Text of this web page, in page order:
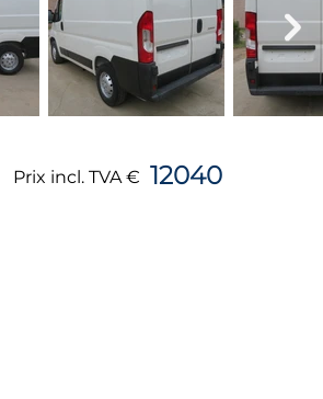
Prix incl. TVA € 12040